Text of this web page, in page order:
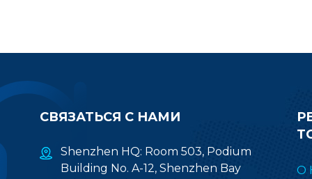
СВЯЗАТЬСЯ С НАМИ
Shenzhen HQ: Room 503, Podium
Building No. A-12, Shenzhen Bay
О